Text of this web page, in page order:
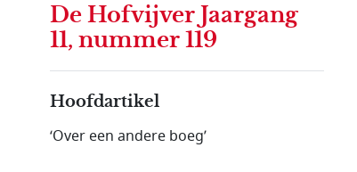
De Hofvijver Jaargang
11, nummer 119
Hoofdartikel
‘Over een andere boeg’